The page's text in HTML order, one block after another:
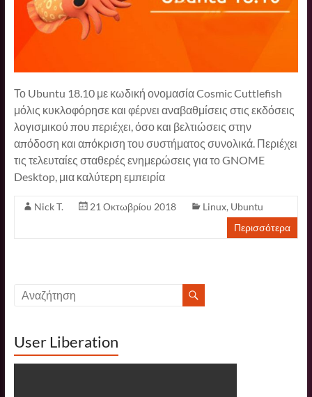
Το Ubuntu 18.10 με κωδική ονομασία Cosmic Cuttlefish
μόλις κυκλοφόρησε και φέρνει αναβαθμίσεις στις εκδόσεις
λογισμικού που περιέχει, όσο και βελτιώσεις στην
απόδοση και απόκριση του συστήματος συνολικά. Περιέχει
τις τελευταίες σταθερές ενημερώσεις για το GNOME
Desktop, μια καλύτερη εμπειρία
Nick T. 21 Οκτωβρίου 2018 Linux, Ubuntu
Περισσότερα
User Liberation